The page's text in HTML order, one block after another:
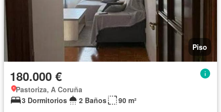
Piso
180.000 €
Pastoriza, A Coruña
3 Dormitorios
2 Baños 90 m²